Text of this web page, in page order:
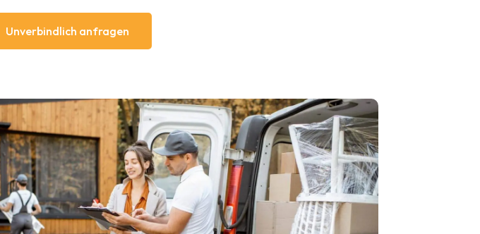
Unverbindlich anfragen